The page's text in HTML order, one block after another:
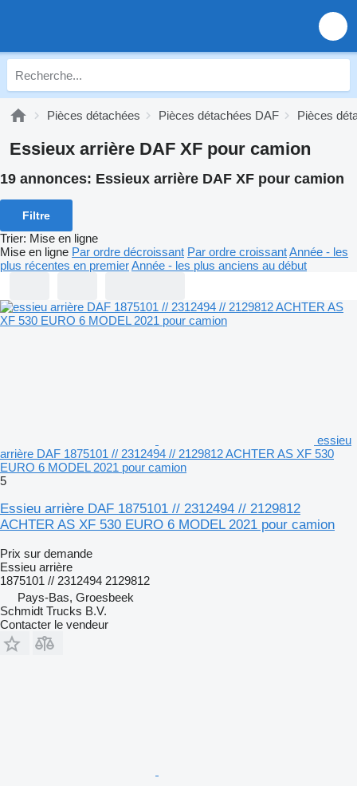
Pièces détachées Pièces détachées DAF Pièces
Essieux arrière DAF XF pour camion
19 annonces: Essieux arrière DAF XF pour camion
Filtre
Trier: Mise en ligne
Mise en ligne Par ordre décroissant Par ordre croissantAnnée - les
plus récentes en premierAnnée - les plus anciens au début
essieu
arrière DAF 1875101 // 2312494 // 2129812 ACHTER AS XF 530
EURO 6 MODEL 2021 pour camion
5
Essieu arrière DAF 1875101 // 2312494 // 2129812
ACHTER AS XF 530 EURO 6 MODEL 2021 pour camion
Prix sur demande
Essieu arrière
1875101 // 2312494 2129812
Pays-Bas, Groesbeek
Schmidt Trucks B.V.
Contacter le vendeur